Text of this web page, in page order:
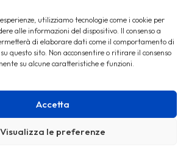
utilizziamo tecnologie come i cookie per
alle informazioni del dispositivo. Il consenso a
di elaborare dati come il comportamento di
questo sito. Non acconsentire o ritirare il consenso
su alcune caratteristiche e funzioni.
Accetta
Visualizza le preferenze
- copyright 2019 © - Iscrizione alla Camera
di Roma REA RM: 1553167